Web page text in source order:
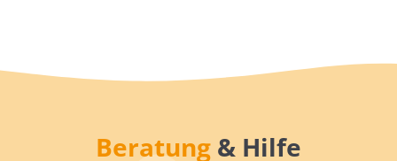
Beratung & Hilfe